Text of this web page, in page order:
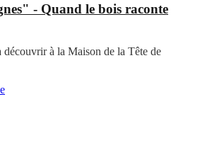
- Quand le bois raconte
découvrir à la Maison de la Tête de